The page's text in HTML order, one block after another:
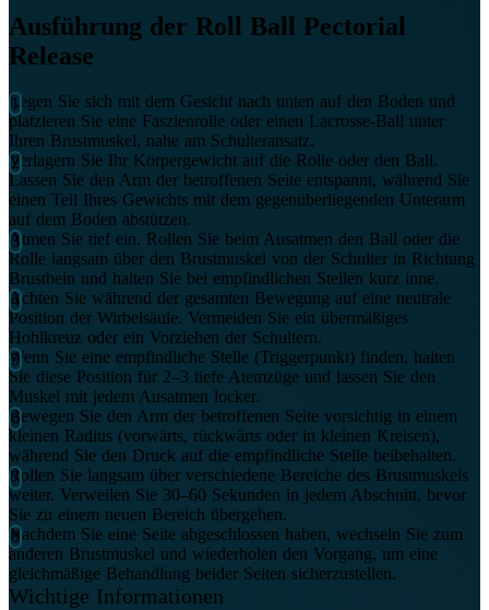
Ausführung der Roll Ball Pectorial
Release
Legen Sie sich mit dem Gesicht nach unten auf den Boden und
platzieren Sie eine Faszienrolle oder einen Lacrosse-Ball unter
Ihren Brustmuskel, nahe am Schulteransatz.
Verlagern Sie Ihr Körpergewicht auf die Rolle oder den Ball.
Lassen Sie den Arm der betroffenen Seite entspannt, während Sie
einen Teil Ihres Gewichts mit dem gegenüberliegenden Unterarm
auf dem Boden abstützen.
Atmen Sie tief ein. Rollen Sie beim Ausatmen den Ball oder die
Rolle langsam über den Brustmuskel von der Schulter in Richtung
Brustbein und halten Sie bei empfindlichen Stellen kurz inne.
Achten Sie während der gesamten Bewegung auf eine neutrale
Position der Wirbelsäule. Vermeiden Sie ein übermäßiges
Hohlkreuz oder ein Vorziehen der Schultern.
Wenn Sie eine empfindliche Stelle (Triggerpunkt) finden, halten
Sie diese Position für 2–3 tiefe Atemzüge und lassen Sie den
Muskel mit jedem Ausatmen locker.
Bewegen Sie den Arm der betroffenen Seite vorsichtig in einem
kleinen Radius (vorwärts, rückwärts oder in kleinen Kreisen),
während Sie den Druck auf die empfindliche Stelle beibehalten.
Rollen Sie langsam über verschiedene Bereiche des Brustmuskels
weiter. Verweilen Sie 30–60 Sekunden in jedem Abschnitt, bevor
Sie zu einem neuen Bereich übergehen.
Nachdem Sie eine Seite abgeschlossen haben, wechseln Sie zum
anderen Brustmuskel und wiederholen den Vorgang, um eine
gleichmäßige Behandlung beider Seiten sicherzustellen.
Wichtige Informationen